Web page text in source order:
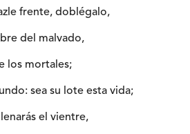
frente, doblégalo,
del malvado,
los mortales;
sea su lote esta vida;
el vientre,